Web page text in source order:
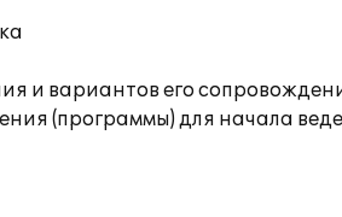
и вариантов его
(программы) для начала